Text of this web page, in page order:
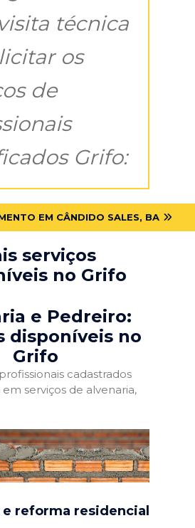
técnica
os
de
Grifo:
EM CÂNDIDO SALES, BA
serviços
no Grifo
e Pedreiro:
disponíveis no
Grifo
cadastrados
serviços de alvenaria,
reforma residencial